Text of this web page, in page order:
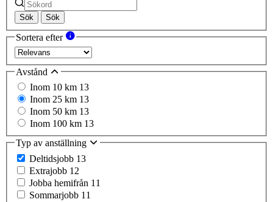
Sök Sök
Sortera efter
Avstånd
Inom 10 km 13
Inom 25 km 13
Inom 50 km 13
Inom 100 km 13
Typ av anställning
Deltidsjobb 13
Extrajobb 12
Jobba hemifrån 11
Sommarjobb 11